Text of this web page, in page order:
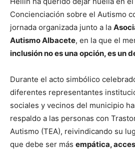
Concienciación sobre el Autismo
jornada organizada junto a la
Autismo Albacete, en la que el
inclusión no es una opción, es un
Durante el acto simbólico
diferentes representantes
sociales y vecinos del municipio
respaldo a las personas con
Autismo (TEA), reivindicando su
que debe ser más empática,